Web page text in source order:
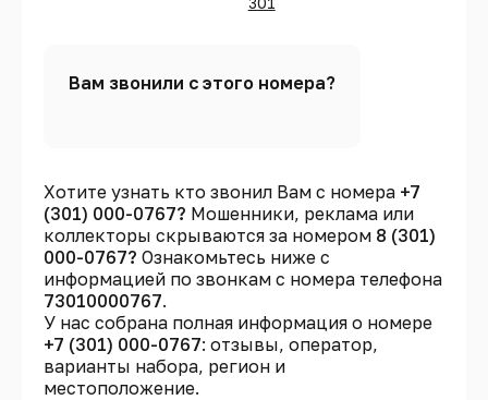
Вам звонили с этого номера?
Хотите узнать кто звонил Вам с номера +7
(301) 000-0767? Мошенники, реклама или
коллекторы скрываются за номером 8 (301)
000-0767? Ознакомьтесь ниже с
информацией по звонкам с номера телефона
73010000767.
У нас собрана полная информация о номере
+7 (301) 000-0767: отзывы, оператор,
варианты набора, регион и
местоположение.